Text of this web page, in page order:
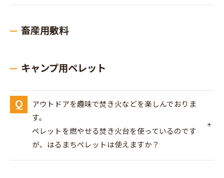
畜産用敷料
キャンプ用ペレット
アウトドアを趣味で焚き火などを楽しんでおりま
す。
ペレットを燃やせる焚き火台を使っているのです
が、はるまちペレットは使えますか？